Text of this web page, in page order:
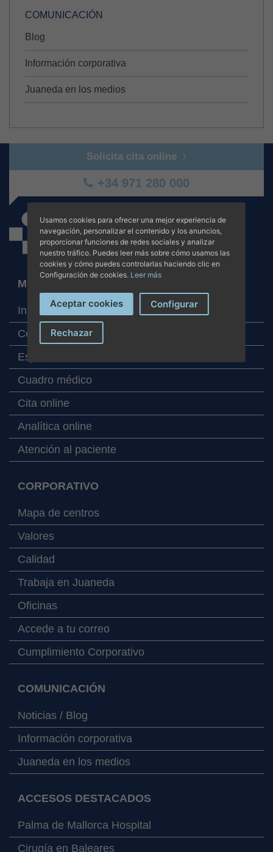
COMUNICACIÓN
Blog
Información corporativa
Juaneda en los medios
Solicita cita online
+34 971 280 000
MENÚ PRINCIPAL
Inicio
Centros
Especialidades
Cuadro médico
Cita online
Analítica online
Atención al paciente
CORPORATIVO
Mapa de centros
Valores
Calidad
Trabaja en Juaneda
Oficinas
Accede a tu correo
Cumplimiento Corporativo
COMUNICACIÓN
Noticias / Blog
Información corporativa
Juaneda en los medios
ACCESOS DESTACADOS
Palma de Mallorca Hospital
Cirugía en Baleares
Usamos cookies para ofrecer una mejor experiencia de
navegación, personalizar el contenido y los anuncios,
proporcionar funciones de redes sociales y analizar
nuestro tráfico. Puedes leer más sobre cómo usamos las
cookies y cómo puedes controlarlas haciendo clic en
Configuración de cookies. Leer más
Aceptar cookies Configurar
Rechazar